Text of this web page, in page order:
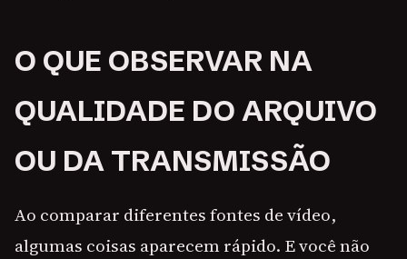
O QUE OBSERVAR NA
QUALIDADE DO ARQUIVO
OU DA TRANSMISSÃO
Ao comparar diferentes fontes de vídeo,
algumas coisas aparecem rápido. E você não